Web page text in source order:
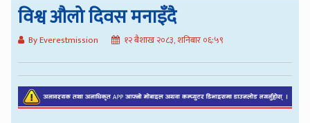
विश्व औलो दिवस मनाइँदै
By Everestmission १२ बैशाख २०८३, शनिबार ०६:५९